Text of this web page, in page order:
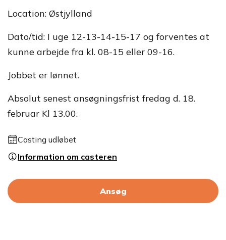
Location: Østjylland
Dato/tid: I uge 12-13-14-15-17 og forventes at
kunne arbejde fra kl. 08-15 eller 09-16.
Jobbet er lønnet.
Absolut senest ansøgningsfrist fredag d. 18.
februar Kl 13.00.
Casting udløbet
Information om casteren
Ansøg